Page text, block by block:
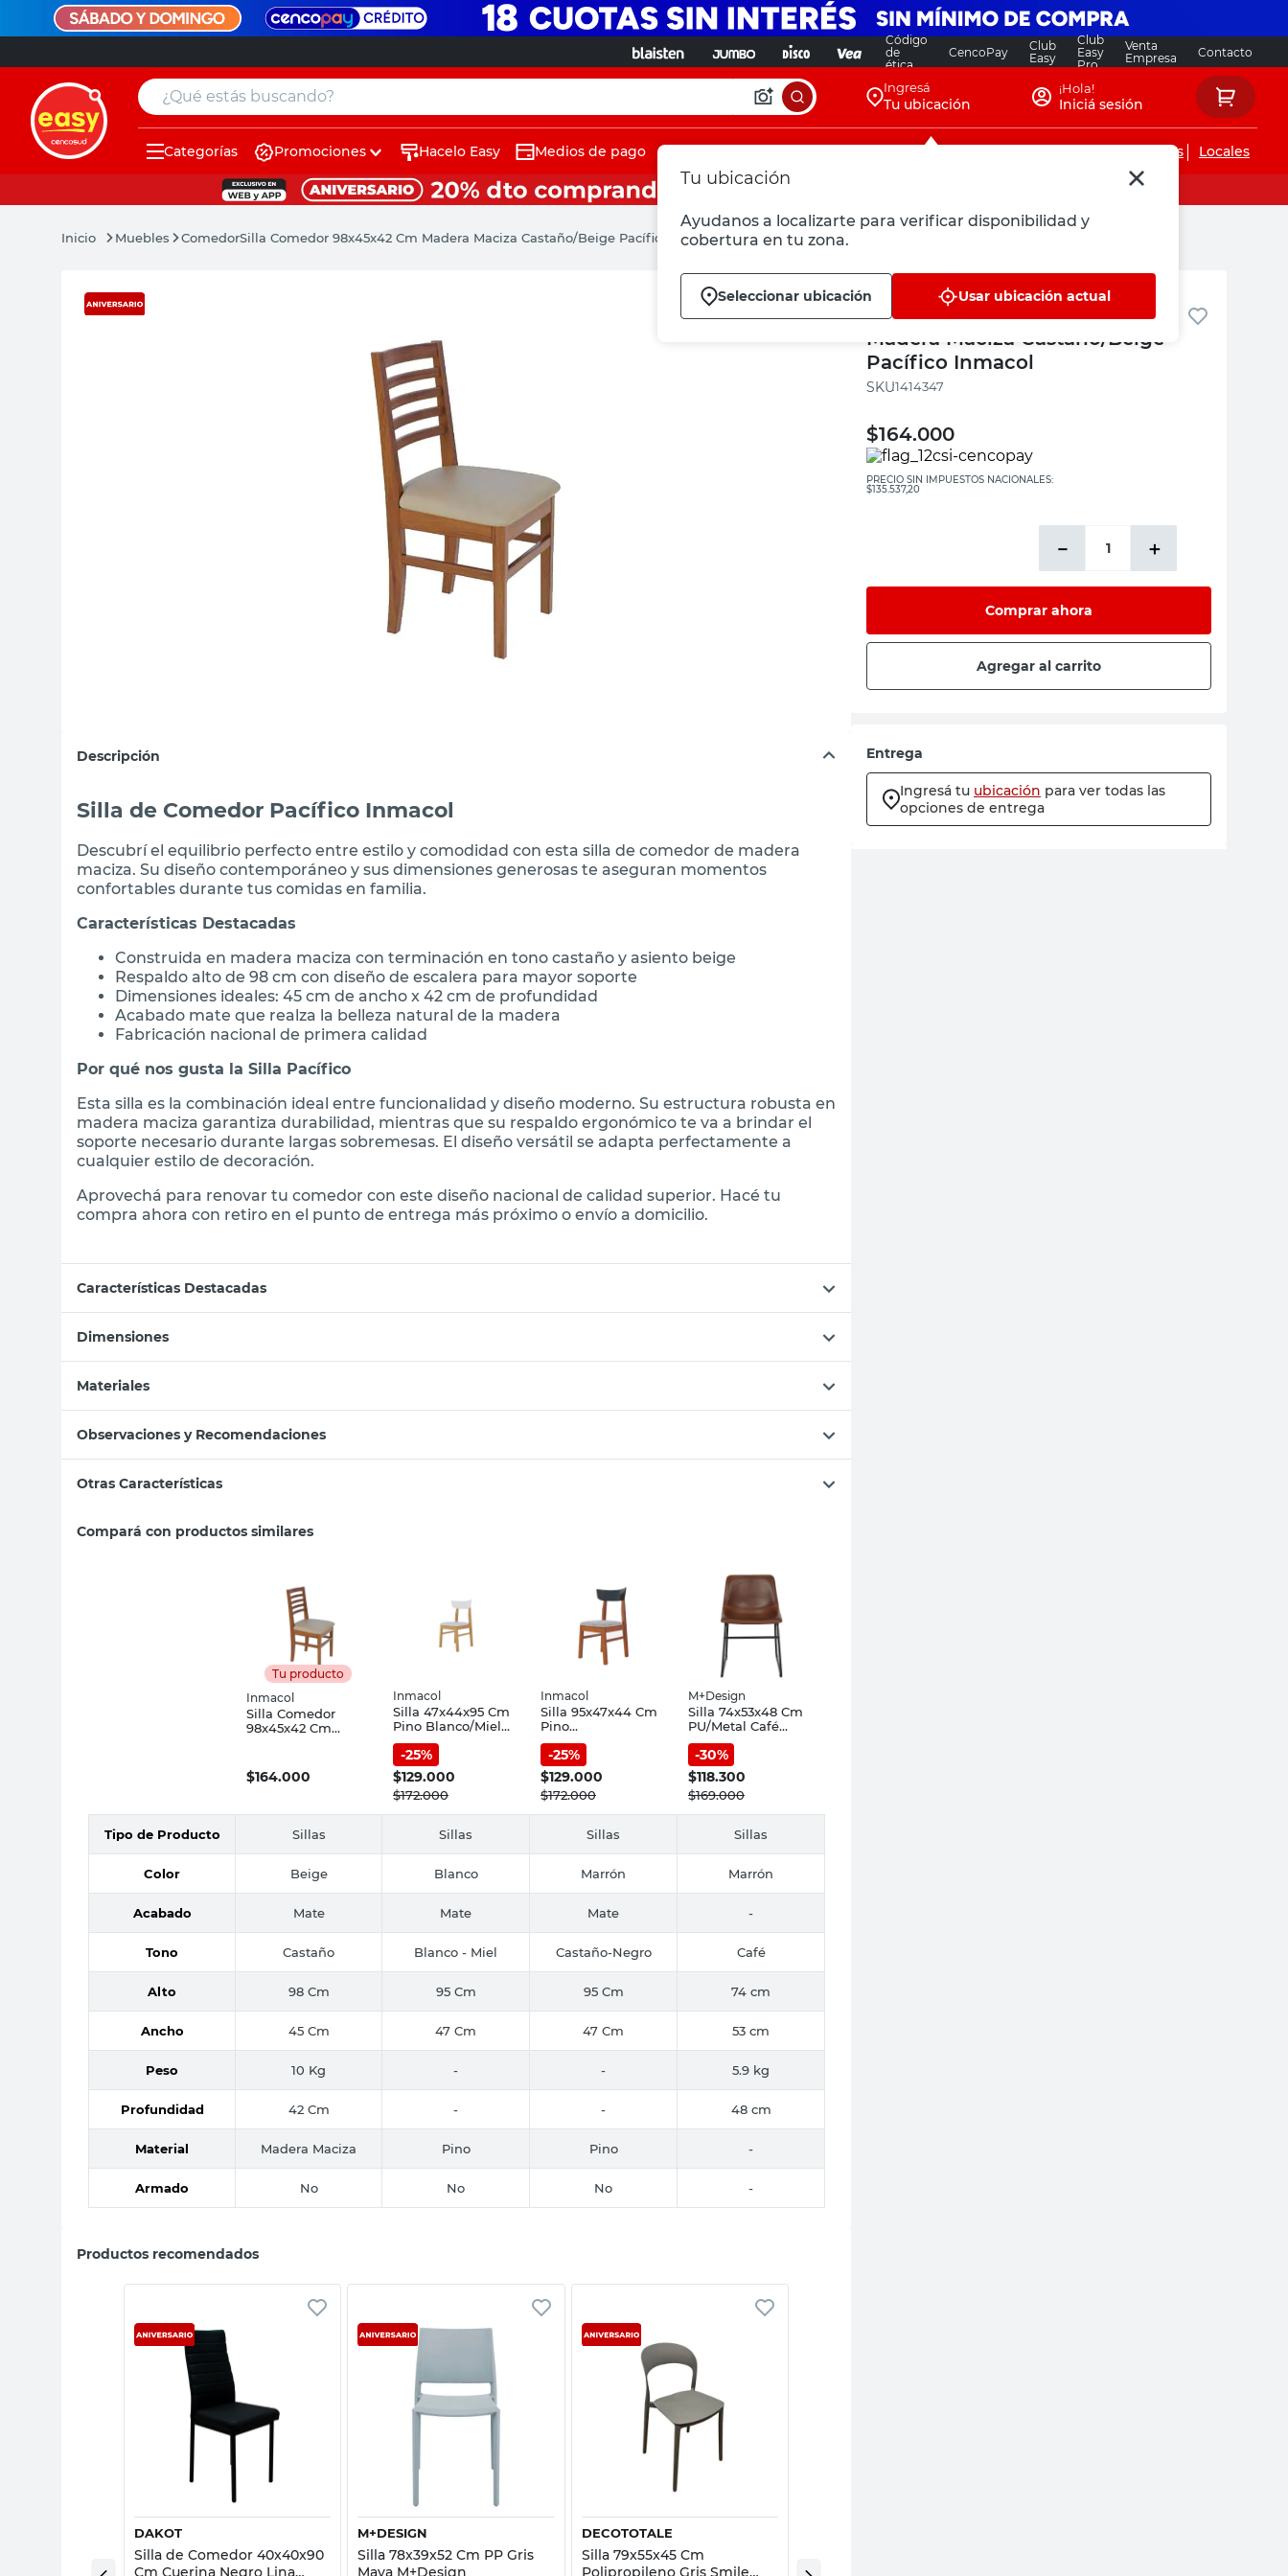
Código
de
ética
CencoPay
Club
Easy
Club
Easy
Pro
Venta
Empresa
Contacto
¿Qué estás buscando? Ingresá
Tu ubicación
Tu ubicación
Ayudanos a localizarte para verificar disponibilidad y
cobertura en tu zona.
Seleccionar ubicación Usar ubicación actual
¡Hola!
Iniciá sesión
Categorías Promociones Hacelo Easy Medios de pago Servicios de instalaciones Locales
Muebles ComedorSilla Comedor 98x45x42 Cm Madera Maciza Castaño/Beige Pacífico Inmacol
Descripción
Silla de Comedor Pacífico Inmacol
Descubrí el equilibrio perfecto entre estilo y comodidad con esta silla de comedor de madera
maciza. Su diseño contemporáneo y sus dimensiones generosas te aseguran momentos
confortables durante tus comidas en familia.
Características Destacadas
Construida en madera maciza con terminación en tono castaño y asiento beige
Respaldo alto de 98 cm con diseño de escalera para mayor soporte
Dimensiones ideales: 45 cm de ancho x 42 cm de profundidad
Acabado mate que realza la belleza natural de la madera
Fabricación nacional de primera calidad
Por qué nos gusta la Silla Pacífico
Esta silla es la combinación ideal entre funcionalidad y diseño moderno. Su estructura robusta en
madera maciza garantiza durabilidad, mientras que su respaldo ergonómico te va a brindar el
soporte necesario durante largas sobremesas. El diseño versátil se adapta perfectamente a
cualquier estilo de decoración.
Aprovechá para renovar tu comedor con este diseño nacional de calidad superior. Hacé tu
compra ahora con retiro en el punto de entrega más próximo o envío a domicilio.
Características Destacadas
Dimensiones
Materiales
Observaciones y Recomendaciones
Otras Características
Compará con productos similares
Tu producto
Inmacol
Silla Comedor
98x45x42 Cm
Pacífico Inmacol
$164.000
Inmacol
Silla 47x44x95 Cm
Pino Blanco/Miel
Mediterranea
Inmacol
-25%
$129.000
$172.000
Inmacol
Silla 95x47x44 Cm
Pino
Castaño/Negro
Mediterránea
Inmacol
-25%
$129.000
$172.000
M+Design
Silla 74x53x48 Cm
PU/Metal Café
Carlo M+Design
-30%
$118.300
$169.000
Tipo de Producto Sillas Sillas Sillas Sillas
Color Beige Blanco Marrón Marrón
Acabado Mate Mate Mate -
Tono Castaño Blanco - Miel Castaño-Negro Café
Alto 98 Cm 95 Cm 95 Cm 74 cm
Ancho 45 Cm 47 Cm 47 Cm 53 cm
Peso 10 Kg - - 5.9 kg
Profundidad 42 Cm - - 48 cm
Material Madera Maciza Pino Pino -
Armado No No No -
Productos recomendados
Vista rápida
DAKOT
Silla de Comedor 40x40x90
Cm Cuerina Negro Lina
M+DESIGN
Silla 78x39x52 Cm PP Gris
Maya M+Design
Vista rápida
DECOTOTALE
Silla 79x55x45 Cm
Polipropileno Gris Smile
Polipropileno Negro Marina
Inmacol
Silla Comedor 98x45x42 Cm
Madera Maciza Castaño/Beige
Pacífico Inmacol
:1414347
$164.000
PRECIO SIN IMPUESTOS NACIONALES:
$135.537,20
＋
－
Comprar ahora
Agregar al carrito
Entrega
Ingresá tu ubicación para ver todas las
opciones de entrega
muebles